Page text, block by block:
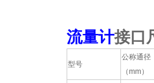
流量计接口
型号
公称通径
（mm）